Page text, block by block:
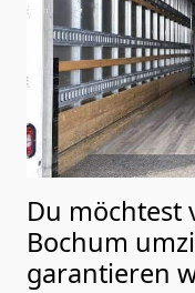
Du möchtest
Bochum
garantieren